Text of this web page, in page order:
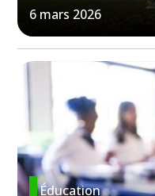
6 mars 2026
Éducation